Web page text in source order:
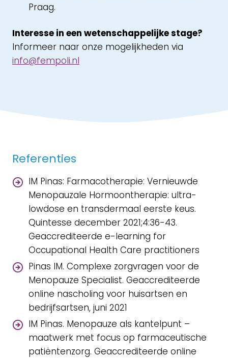
Praag.
Interesse in een wetenschappelijke stage?
Informeer naar onze mogelijkheden via
info@fempoli.nl
Referenties
IM Pinas: Farmacotherapie: Vernieuwde
Menopauzale Hormoontherapie: ultra-
lowdose en transdermaal eerste keus.
Quintesse december 2021;4:36-43.
Geaccrediteerde e-learning for
Occupational Health Care practitioners
Pinas IM. Complexe zorgvragen voor de
Menopauze Specialist. Geaccrediteerde
online nascholing voor huisartsen en
bedrijfsartsen, juni 2021
IM Pinas. Menopauze als kantelpunt –
maatwerk met focus op farmaceutische
patiëntenzorg. Geaccrediteerde online